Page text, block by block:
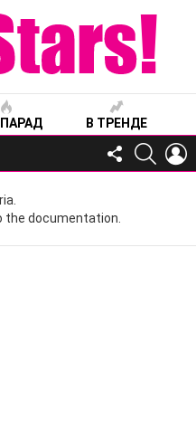
В ТРЕНДЕ
FOLLOW
US
the documentation.